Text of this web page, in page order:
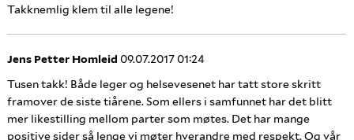
Takknemlig klem til alle legene!
Jens Petter Homleid 09.07.2017 01:24
Tusen takk! Både leger og helsevesenet har tatt store skritt
framover de siste tiårene. Som ellers i samfunnet har det blitt
mer likestilling mellom parter som møtes. Det har mange
positive sider så lenge vi møter hverandre med respekt. Og vår